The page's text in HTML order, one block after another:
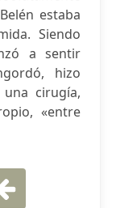
estaba
Siendo
a sentir
hizo
cirugía,
«entre